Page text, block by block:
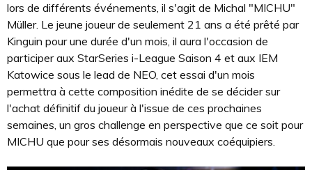
lors de différents événements, il s'agit de Michal "MICHU"
Müller. Le jeune joueur de seulement 21 ans a été prêté par
Kinguin pour une durée d'un mois, il aura l'occasion de
participer aux StarSeries i-League Saison 4 et aux IEM
Katowice sous le lead de NEO, cet essai d'un mois
permettra à cette composition inédite de se décider sur
l'achat définitif du joueur à l'issue de ces prochaines
semaines, un gros challenge en perspective que ce soit pour
MICHU que pour ses désormais nouveaux coéquipiers.